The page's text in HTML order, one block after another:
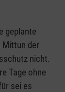
geplante
Mittun der
nicht.
Tage ohne
sei es